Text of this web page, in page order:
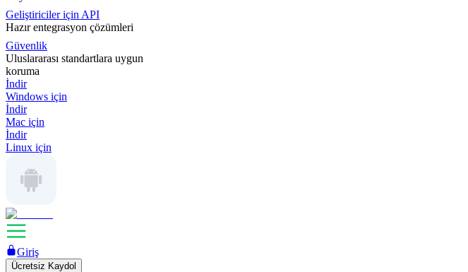
Geliştiriciler için API
Hazır entegrasyon çözümleri
Güvenlik
Uluslararası standartlara uygun
koruma
İndir
Windows için
İndir
Mac için
İndir
Linux için
Giriş
Ücretsiz Kaydol